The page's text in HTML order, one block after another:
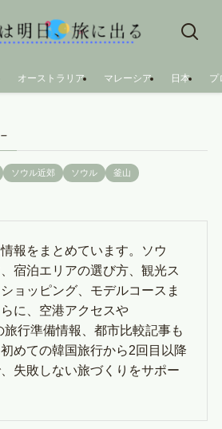
オーストラリア マレーシア 日本 プ
ソウル近郊 ソウル 釜山
報をまとめています。ソウ
宿泊エリアの選び方、観光ス
ョッピング、モデルコースま
に、空港アクセスや
行準備情報、都市比較記事も
めての韓国旅行から2回目以降
失敗しない旅づくりをサポー